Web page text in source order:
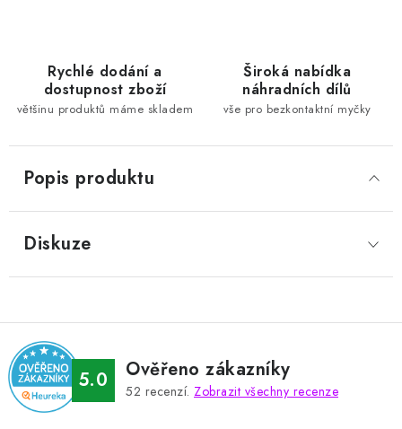
Rychlé dodání a
dostupnost zboží
většinu produktů máme skladem
Široká nabídka
náhradních dílů
vše pro bezkontaktní myčky
Popis produktu
Diskuze
5.0 Ověřeno zákazníky
52 recenzí. Zobrazit všechny recenze